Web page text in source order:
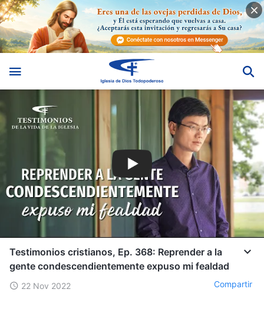
Testimonios cristianos, Ep. 368: Reprender a la
gente condescendientemente expuso mi fealdad
22 Nov 2022 Compartir